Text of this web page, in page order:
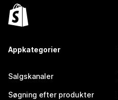
Appkategorier
Salgskanaler
Søgning efter produkter